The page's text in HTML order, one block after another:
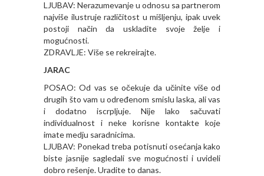
LJUBAV: Nerazumevanje u odnosu sa partnerom
najviše ilustruje različitost u mišljenju, ipak uvek
postoji način da uskladite svoje želje i
mogućnosti.
ZDRAVLJE: Više se rekreirajte.
JARAC
POSAO: Od vas se očekuje da učinite više od
drugih što vam u određenom smislu laska, ali vas
i dodatno iscrpljuje. Nije lako sačuvati
individualnost i neke korisne kontakte koje
imate medju saradnicima.
LJUBAV: Ponekad treba potisnuti osećanja kako
biste jasnije sagledali sve mogućnosti i uvideli
dobro rešenje. Uradite to danas.